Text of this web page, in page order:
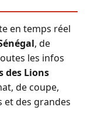
en temps réel
, de
les infos
des Lions
de coupe,
et des grandes